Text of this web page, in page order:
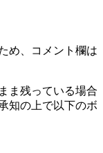
め、コメント欄は
ま残っている場合
知の上で以下のボ